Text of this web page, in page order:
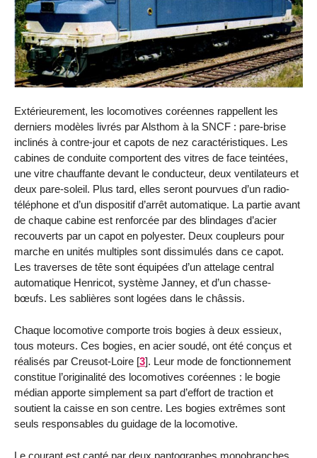
Extérieurement, les locomotives coréennes rappellent les
derniers modèles livrés par Alsthom à la SNCF : pare-brise
inclinés à contre-jour et capots de nez caractéristiques. Les
cabines de conduite comportent des vitres de face teintées,
une vitre chauffante devant le conducteur, deux ventilateurs et
deux pare-soleil. Plus tard, elles seront pourvues d’un radio-
téléphone et d’un dispositif d’arrêt automatique. La partie avant
de chaque cabine est renforcée par des blindages d’acier
recouverts par un capot en polyester. Deux coupleurs pour
marche en unités multiples sont dissimulés dans ce capot.
Les traverses de tête sont équipées d’un attelage central
automatique Henricot, système Janney, et d’un chasse-
bœufs. Les sablières sont logées dans le châssis.
Chaque locomotive comporte trois bogies à deux essieux,
tous moteurs. Ces bogies, en acier soudé, ont été conçus et
réalisés par Creusot-Loire [3]. Leur mode de fonctionnement
constitue l’originalité des locomotives coréennes : le bogie
médian apporte simplement sa part d’effort de traction et
soutient la caisse en son centre. Les bogies extrêmes sont
seuls responsables du guidage de la locomotive.
Le courant est capté par deux pantographes monobranches